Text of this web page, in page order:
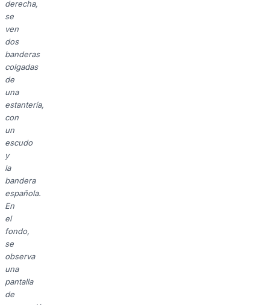
derecha,
se
ven
dos
banderas
colgadas
de
una
estantería,
con
un
escudo
y
la
bandera
española.
En
el
fondo,
se
observa
una
pantalla
de